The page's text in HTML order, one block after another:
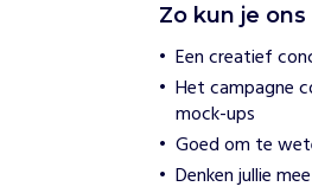
e
e
n
b
e
r
Zo kun je
Een creatief
Het campagne
mock-ups
Goed om te
Denken jullie